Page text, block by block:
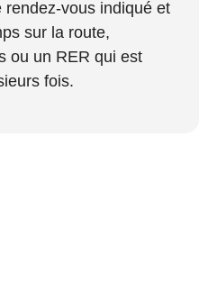
vous indiqué et
sur la route,
ou un RER qui est
fois.